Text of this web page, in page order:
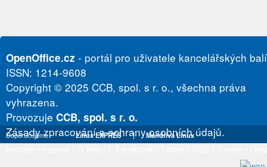
OpenOffice.cz - portál pro uživatele kancelářských
ISSN: 1214-9608
Copyright © 2025 CCB, spol. s r. o., všechna práva
vyhrazena.
Provozuje CCB, spol. s r. o.
Zásady zpracování a ochrany osobních údajů.
Doporučujeme Linux EXPRES | Mandriva Linux